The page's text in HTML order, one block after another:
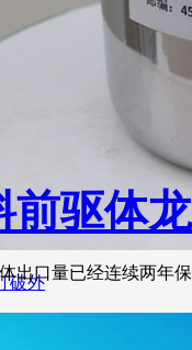
破外
前驱体
出口量已经连续两年